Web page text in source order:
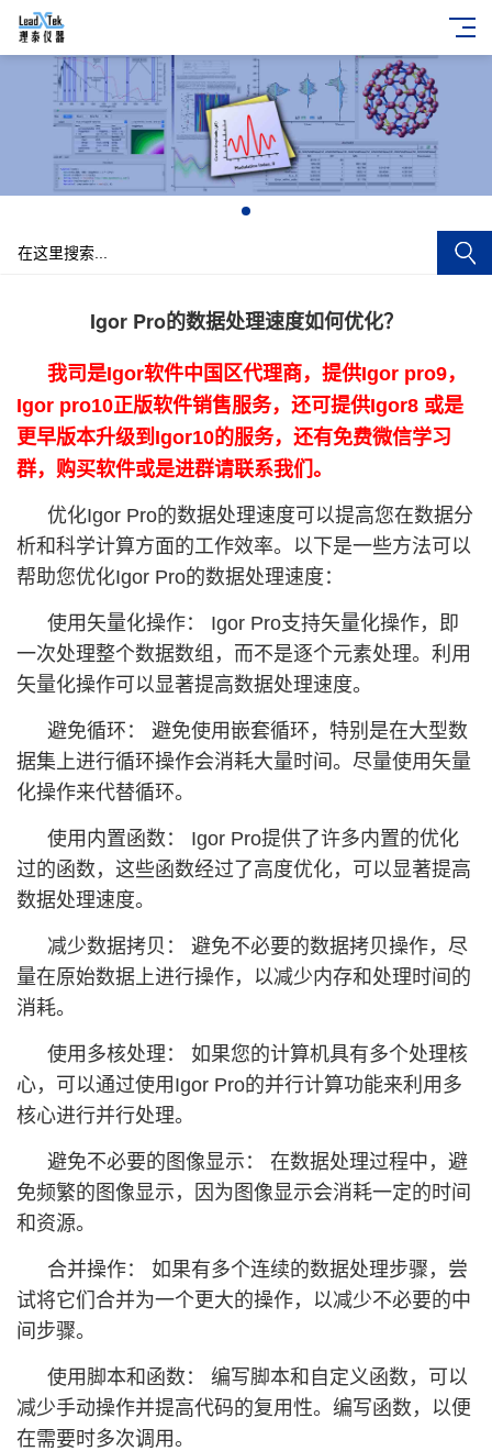
Igor Pro的数据处理速度如何优化？
我司是Igor软件中国区代理商，提供Igor pro9，
Igor pro10正版软件销售服务，还可提供Igor8 或是
更早版本升级到Igor10的服务，还有免费微信学习
群，购买软件或是进群请联系我们。
优化Igor Pro的数据处理速度可以提高您在数据分
析和科学计算方面的工作效率。以下是一些方法可以
帮助您优化Igor Pro的数据处理速度：
使用矢量化操作： Igor Pro支持矢量化操作，即
一次处理整个数据数组，而不是逐个元素处理。利用
矢量化操作可以显著提高数据处理速度。
避免循环： 避免使用嵌套循环，特别是在大型数
据集上进行循环操作会消耗大量时间。尽量使用矢量
化操作来代替循环。
使用内置函数： Igor Pro提供了许多内置的优化
过的函数，这些函数经过了高度优化，可以显著提高
数据处理速度。
减少数据拷贝： 避免不必要的数据拷贝操作，尽
量在原始数据上进行操作，以减少内存和处理时间的
消耗。
使用多核处理： 如果您的计算机具有多个处理核
心，可以通过使用Igor Pro的并行计算功能来利用多
核心进行并行处理。
避免不必要的图像显示： 在数据处理过程中，避
免频繁的图像显示，因为图像显示会消耗一定的时间
和资源。
合并操作： 如果有多个连续的数据处理步骤，尝
试将它们合并为一个更大的操作，以减少不必要的中
间步骤。
使用脚本和函数： 编写脚本和自定义函数，可以
减少手动操作并提高代码的复用性。编写函数，以便
在需要时多次调用。